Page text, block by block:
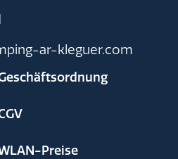
ar-kleguer.com
Preise